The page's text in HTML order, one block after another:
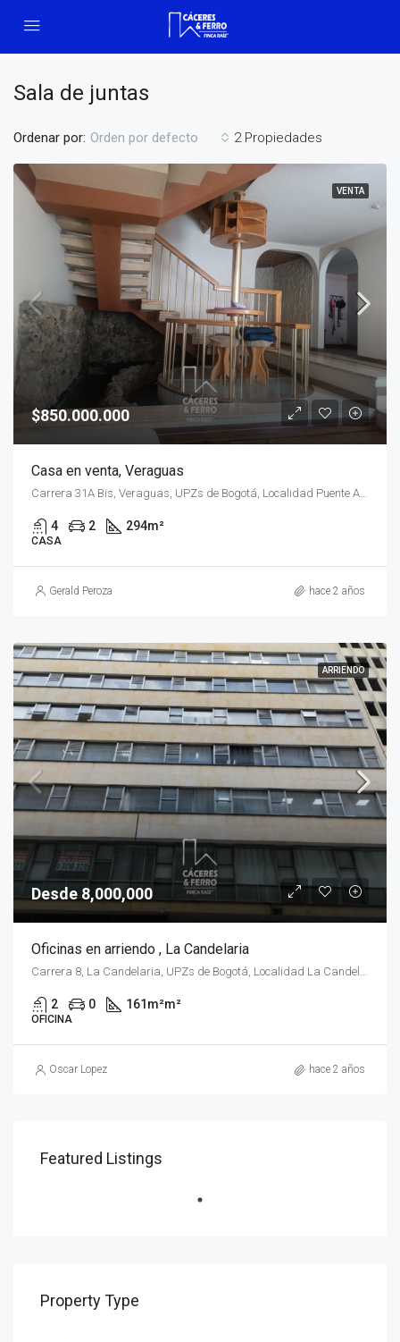
Sala de juntas
2 Propiedades
Ordenar por: Orden por defecto
VENTA
$850.000.000
Casa en venta, Veraguas
4 2 294m²
CASA
Gerald Peroza hace 2 años
ARRIENDO
Desde 8,000,000
Oficinas en arriendo , La Candelaria
Carrera 8, La Candelaria, UPZs de Bogotá, Localidad La Candelaria, Bogotá, Bogotá Distrito Capital - Municipio, RAP (Especial) Central, 111711, Colombia
2 0 161m²m²
OFICINA
Oscar Lopez hace 2 años
Featured Listings
Property Type